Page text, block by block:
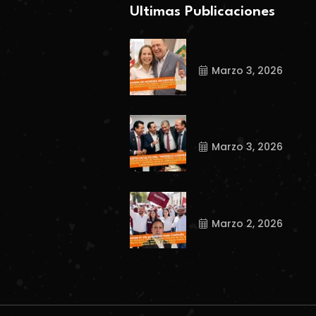
Ultimas Publicaciones
Marzo 3, 2026
Marzo 3, 2026
Marzo 2, 2026